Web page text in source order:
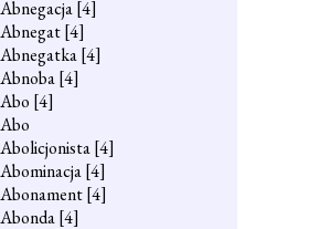
Abnegacja[4]
Abnegat[4]
Abnegatka[4]
Abnoba[4]
Abo [4]
Abo
Abolicjonista[4]
Abominacja[4]
Abonament[4]
Abonda[4]